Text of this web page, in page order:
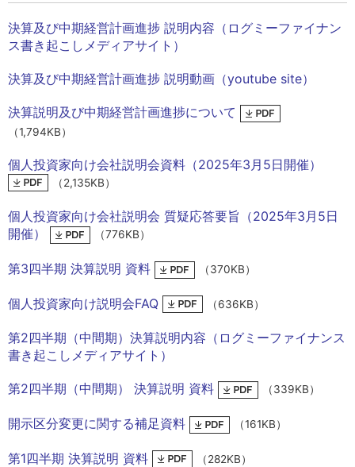
決算及び中期経営計画進捗 説明内容（ログミーファイナン
ス書き起こしメディアサイト）
決算及び中期経営計画進捗 説明動画（youtube site）
決算説明及び中期経営計画進捗について
（1,794KB）
個人投資家向け会社説明会資料（2025年3月5日開催）
（2,135KB）
個人投資家向け会社説明会 質疑応答要旨（2025年3月5日
開催）
（776KB）
第3四半期 決算説明 資料 （370KB）
個人投資家向け説明会FAQ （636KB）
第2四半期（中間期）決算説明内容（ログミーファイナンス
書き起こしメディアサイト）
第2四半期（中間期） 決算説明 資料 （339KB）
開示区分変更に関する補足資料 （161KB）
第1四半期 決算説明 資料 （282KB）